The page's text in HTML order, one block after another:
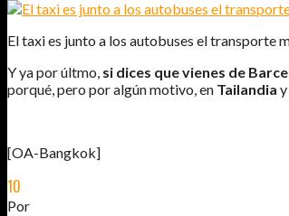
El taxi es junto a los autobuses el transporte
Y ya por últmo, si dices que vienes de
porqué, pero por algún motivo, en Tailandia
[OA-Bangkok]
10
Por